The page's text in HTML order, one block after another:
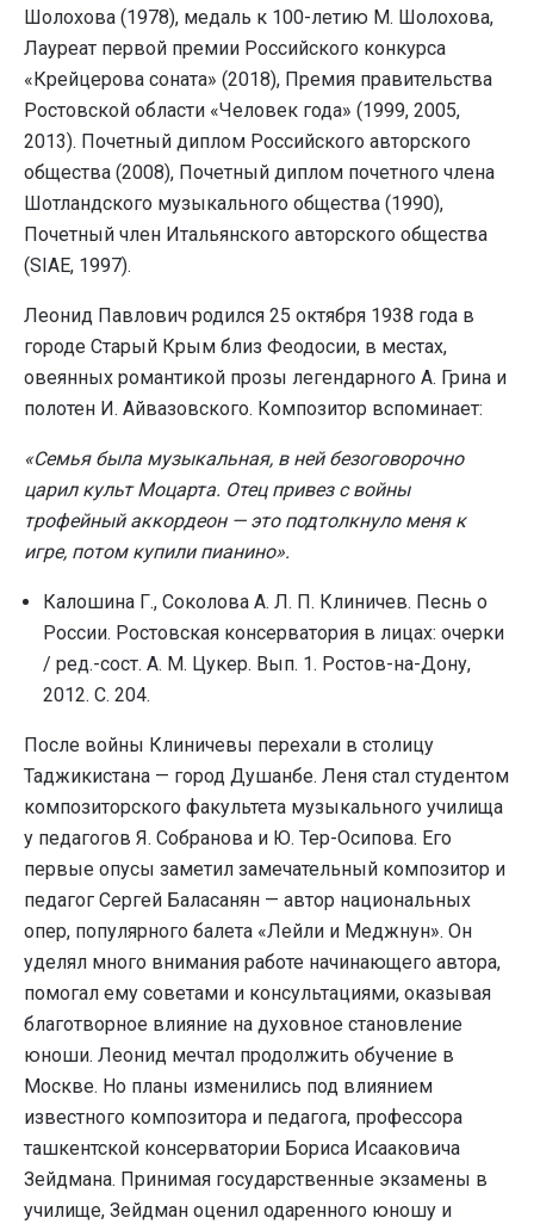
Шолохова (1978), медаль к 100-летию М. Шолохова,
Лауреат первой премии Российского конкурса
«Крейцерова соната» (2018), Премия правительства
Ростовской области «Человек года» (1999, 2005,
2013). Почетный диплом Российского авторского
общества (2008), Почетный диплом почетного члена
Шотландского музыкального общества (1990),
Почетный член Итальянского авторского общества
(SIAE, 1997).
Леонид Павлович родился 25 октября 1938 года в
городе Старый Крым близ Феодосии, в местах,
овеянных романтикой прозы легендарного А. Грина и
полотен И. Айвазовского. Композитор вспоминает:
«Семья была музыкальная, в ней безоговорочно
царил культ Моцарта. Отец привез с войны
трофейный аккордеон — это подтолкнуло меня к
игре, потом купили пианино».
Калошина Г., Соколова А. Л. П. Клиничев. Песнь о
России. Ростовская консерватория в лицах: очерки
/ ред.-сост. А. М. Цукер. Вып. 1. Ростов-на-Дону,
2012. С. 204.
После войны Клиничевы перехали в столицу
Таджикистана — город Душанбе. Леня стал студентом
композиторского факультета музыкального училища
у педагогов Я. Собранова и Ю. Тер-Осипова. Его
первые опусы заметил замечательный композитор и
педагог Сергей Баласанян — автор национальных
опер, популярного балета «Лейли и Меджнун». Он
уделял много внимания работе начинающего автора,
помогал ему советами и консультациями, оказывая
благотворное влияние на духовное становление
юноши. Леонид мечтал продолжить обучение в
Москве. Но планы изменились под влиянием
известного композитора и педагога, профессора
ташкентской консерватории Бориса Исааковича
Зейдмана. Принимая государственные экзамены в
училище, Зейдман оценил одаренного юношу и